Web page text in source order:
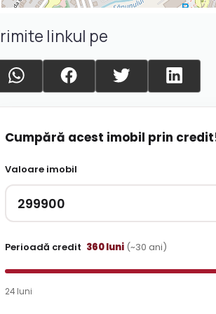
linkul pe
Cumpără acest imobil prin
Valoare imobil
Perioadă credit 360luni (~30 ani)
24 luni